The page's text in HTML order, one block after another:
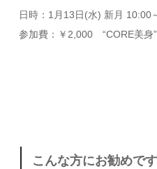
日時：1月13日(水) 新月 10:00
参加費：￥2,000 “CORE美身
こんな方にお勧めです